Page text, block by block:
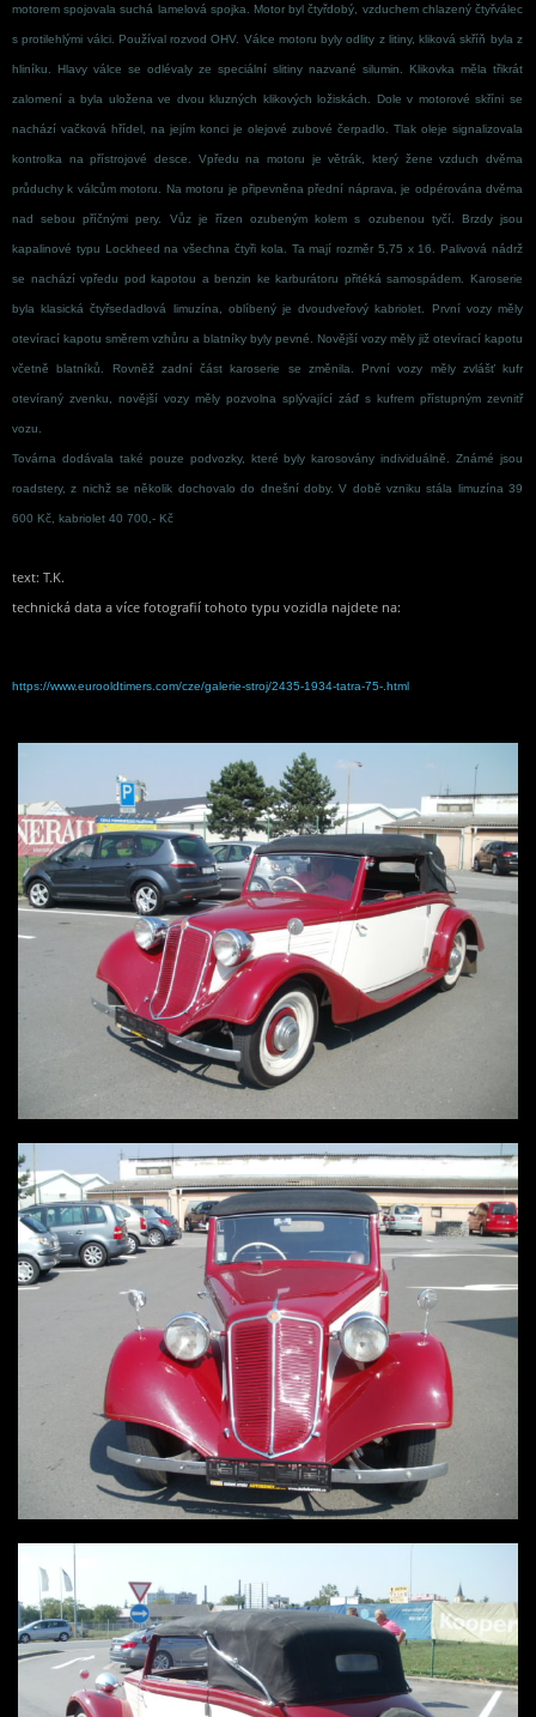
motorem spojovala suchá lamelová spojka. Motor byl čtyřdobý, vzduchem chlazený čtyřválec
s protilehlými válci. Používal rozvod OHV. Válce motoru byly odlity z litiny, kliková skříň byla z
hliníku. Hlavy válce se odlévaly ze speciální slitiny nazvané silumin. Klikovka měla třikrát
zalomení a byla uložena ve dvou kluzných klikových ložiskách. Dole v motorové skříni se
nachází vačková hřídel, na jejím konci je olejové zubové čerpadlo. Tlak oleje signalizovala
kontrolka na přístrojové desce. Vpředu na motoru je větrák, který žene vzduch dvěma
průduchy k válcům motoru. Na motoru je připevněna přední náprava, je odpérována dvěma
nad sebou příčnými pery. Vůz je řízen ozubeným kolem s ozubenou tyčí. Brzdy jsou
kapalinové typu Lockheed na všechna čtyři kola. Ta mají rozměr 5,75 x 16. Palivová nádrž
se nachází vpředu pod kapotou a benzin ke karburátoru přitéká samospádem. Karoserie
byla klasická čtyřsedadlová limuzína, oblíbený je dvoudveřový kabriolet. První vozy měly
otevírací kapotu směrem vzhůru a blatníky byly pevné. Novější vozy měly již otevírací kapotu
včetně blatníků. Rovněž zadní část karoserie se změnila. První vozy měly zvlášť kufr
otevíraný zvenku, novější vozy měly pozvolna splývající záď s kufrem přístupným zevnitř
vozu.
Továrna dodávala také pouze podvozky, které byly karosovány individuálně. Známé jsou
roadstery, z nichž se několik dochovalo do dnešní doby. V době vzniku stála limuzína 39
600 Kč, kabriolet 40 700,- Kč
text: T.K.
technická data a více fotografií tohoto typu vozidla najdete na:
https://www.eurooldtimers.com/cze/galerie-stroj/2435-1934-tatra-75-.html